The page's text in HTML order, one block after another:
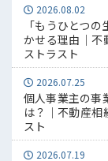
2026.08.02
「もうひとつ
かせる理由｜不
ストラスト
2026.07.25
個人事業主の事
は？｜不動産相
スト
2026.07.19